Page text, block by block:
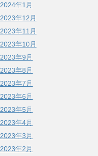
2024年1月
2023年12月
2023年11月
2023年10月
2023年9月
2023年8月
2023年7月
2023年6月
2023年5月
2023年4月
2023年3月
2023年2月